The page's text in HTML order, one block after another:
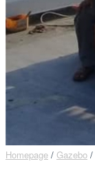
Homepage / Gazebo /